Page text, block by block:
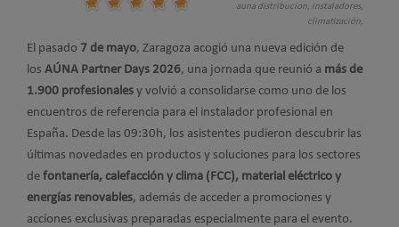
auna distribucion, instaladores,
climatización,
El pasado 7 de mayo, Zaragoza acogió una nueva edición de
los AÚNA Partner Days 2026, una jornada que reunió a más de
1.900 profesionales y volvió a consolidarse como uno de los
encuentros de referencia para el instalador profesional en
España. Desde las 09:30h, los asistentes pudieron descubrir las
últimas novedades en productos y soluciones para los sectores
de fontanería, calefacción y clima (FCC), material eléctrico y
energías renovables, además de acceder a promociones y
acciones exclusivas preparadas especialmente para el evento.